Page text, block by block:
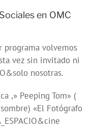
en OMC
programa volvemos
vez sin invitado ni
nosotras.
,» Peeping Tom» (
«El Fotógrafo